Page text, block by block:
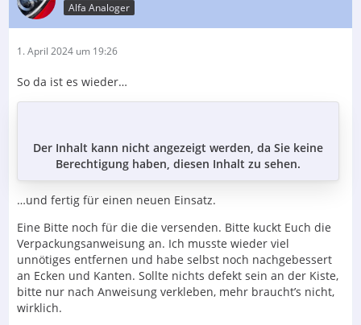
Alfa Analoger
1. April 2024 um 19:26
So da ist es wieder…
Der Inhalt kann nicht angezeigt werden, da Sie keine
Berechtigung haben, diesen Inhalt zu sehen.
…und fertig für einen neuen Einsatz.
Eine Bitte noch für die die versenden. Bitte kuckt Euch die
Verpackungsanweisung an. Ich musste wieder viel
unnötiges entfernen und habe selbst noch nachgebessert
an Ecken und Kanten. Sollte nichts defekt sein an der Kiste,
bitte nur nach Anweisung verkleben, mehr braucht’s nicht,
wirklich.